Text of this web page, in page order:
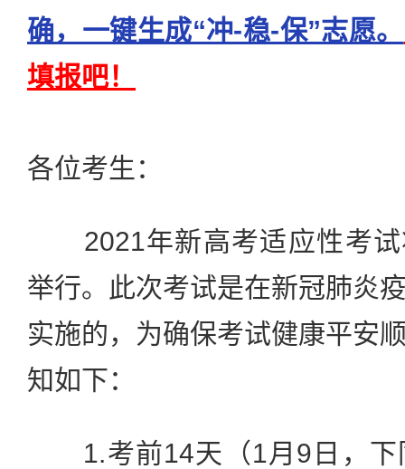
确，一键生成“冲-稳-保”志愿。
填报吧！
各位考生：
2021年新高考适应性考试
举行。此次考试是在新冠肺炎
实施的，为确保考试健康平安
知如下：
1.考前14天（1月9日，下